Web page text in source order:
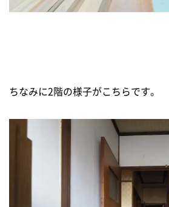
ちなみに2階の様子がこちらです。